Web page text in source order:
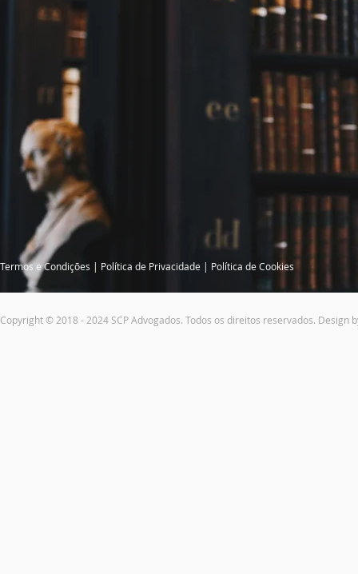
Termos e Condições | Política de Privacidade | Política de Cookies
Copyright © 2018 - 2024 SCP Advogados. Todos os direitos reservados. Design